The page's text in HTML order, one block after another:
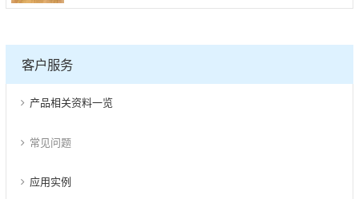
客户服务
产品相关资料一览
常见问题
应用实例